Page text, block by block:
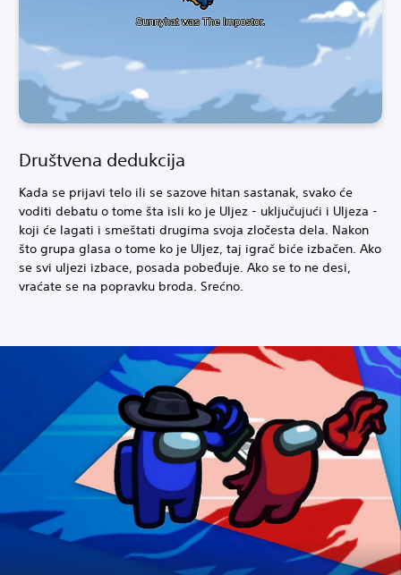
Društvena dedukcija
Kada se prijavi telo ili se sazove hitan sastanak, svako će
voditi debatu o tome šta isli ko je Uljez - uključujući i Uljeza -
koji će lagati i smeštati drugima svoja zločesta dela. Nakon
što grupa glasa o tome ko je Uljez, taj igrač biće izbačen. Ako
se svi uljezi izbace, posada pobeđuje. Ako se to ne desi,
vraćate se na popravku broda. Srećno.